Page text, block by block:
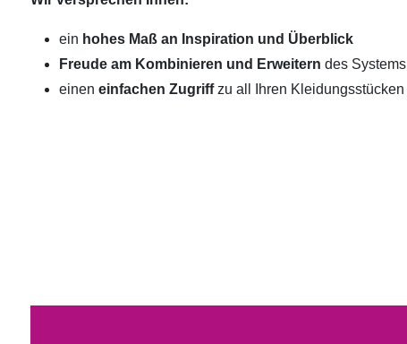
ein hohes Maß an Inspiration und Überblick
Freude am Kombinieren und Erweitern des Systems
einen einfachen Zugriffzu all Ihren Kleidungsstücken